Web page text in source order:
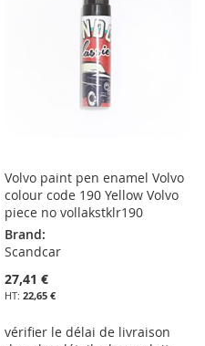
Volvo paint pen enamel Volvo
colour code 190 Yellow Volvo
piece no vollakstklr190
Brand:
Scandcar
27,41 €
22,65 €
vérifier le délai de livraison